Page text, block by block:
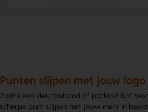
Punten slijpen met jouw
Zodra een kleurpotlood of potlood bot
scherpe punt slijpen met jouw merk in